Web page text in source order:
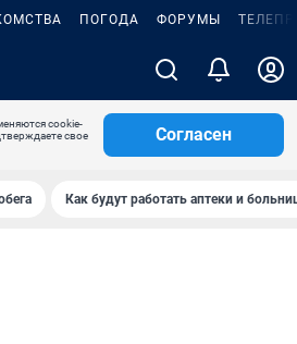
ПОГОДА ФОРУМЫ
cookie-
свое
Согласен
Как будут работать аптеки и